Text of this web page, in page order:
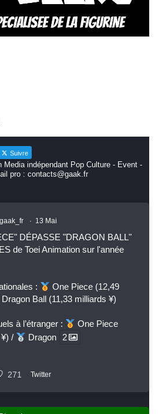
Suivre
Media indépendant Pop Culture - Event -
pro : contacts@gaak.fr
· 13 Mai
DÉPASSE "DRAGON BALL"
de Toei Animation sur l'année
:
One Piece (12,49
Dragon Ball (11,33 milliards ¥)
à l’étranger :
One Piece
/
Dragon 2
271 Twitter